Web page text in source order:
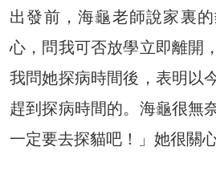
出發前，海龜老師說家裏
心，問我可否放學立即離開
我問她探病時間後，表明以
趕到探病時間的。海龜很無
一定要去探貓吧！」她很關